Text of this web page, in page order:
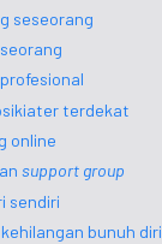
seseorang
terdekat
online
support group
sendiri
bunuh diri